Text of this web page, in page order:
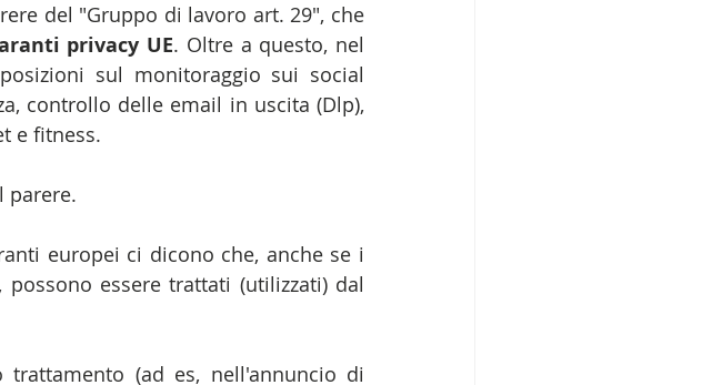
del "Gruppo di lavoro art. 29", che
privacy UE. Oltre a questo, nel
sul monitoraggio sui social
controllo delle email in uscita (Dlp),
e fitness.
parere.
europei ci dicono che, anche se i
essere trattati (utilizzati) dal
trattamento (ad es, nell'annuncio di